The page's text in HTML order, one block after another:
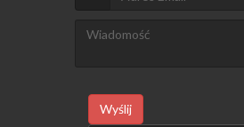
Wyślij